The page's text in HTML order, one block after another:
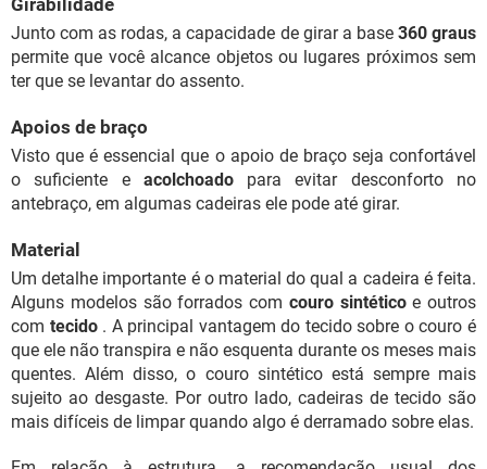
Girabilidade
Junto com as rodas, a capacidade de girar a base 360 graus
permite que você alcance objetos ou lugares próximos sem
ter que se levantar do assento.
Apoios de braço
Visto que é essencial que o apoio de braço seja confortável
o suficiente e acolchoadopara evitar desconforto no
antebraço, em algumas cadeiras ele pode até girar.
Material
Um detalhe importante é o material do qual a cadeira é feita.
Alguns modelos são forrados com couro sintéticoe outros
com tecido. A principal vantagem do tecido sobre o couro é
que ele não transpira e não esquenta durante os meses mais
quentes. Além disso, o couro sintético está sempre mais
sujeito ao desgaste. Por outro lado, cadeiras de tecido são
mais difíceis de limpar quando algo é derramado sobre elas.